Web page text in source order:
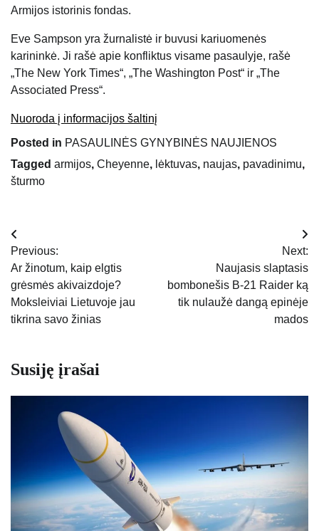
Armijos istorinis fondas.
Eve Sampson yra žurnalistė ir buvusi kariuomenės
karininkė. Ji rašė apie konfliktus visame pasaulyje, rašė
„The New York Times“, „The Washington Post“ ir „The
Associated Press“.
Nuoroda į informacijos šaltinį
Posted in PASAULINĖS GYNYBINĖS NAUJIENOS
Tagged armijos, Cheyenne, lėktuvas, naujas, pavadinimu,
šturmo
Navigacija
tarp
įrašų
Previous:
Ar žinotum, kaip elgtis
grėsmės akivaizdoje?
Moksleiviai Lietuvoje jau
tikrina savo žinias
Next:
Naujasis slaptasis
bombonešis B-21 Raider ką
tik nulaužė dangą epinėje
mados
Susiję įrašai